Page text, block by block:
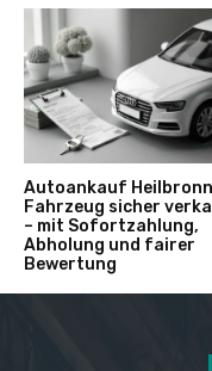
Autoankauf
Fahrzeug sicher
– mit Sofortzahlung,
Abholung und fairer
Bewertung